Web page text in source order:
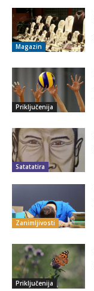
Magazin
Priključenija
Satatatira
Zanimljivosti
Priključenija